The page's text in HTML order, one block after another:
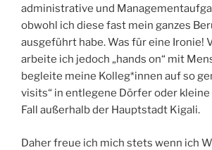
administrative und
obwohl ich diese fast mein ganzes
ausgeführt habe. Was für eine Ironie!
arbeite ich jedoch „hands on“ mit
begleite meine Kolleg*innen auf so
visits“ in entlegene Dörfer oder kleine
Fall außerhalb der Hauptstadt Kigali.
Daher freue ich mich stets wenn ich